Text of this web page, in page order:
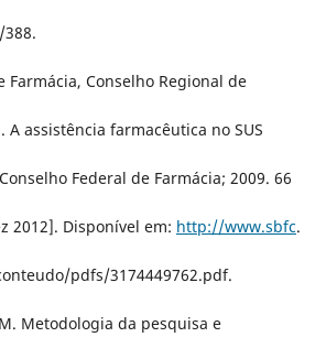
Farmácia, Conselho Regional de
A assistência farmacêutica no SUS
Federal de Farmácia; 2009. 66
2012]. Disponível em: http://www.sbfc.
pdfs/3174449762.pdf.
Metodologia da pesquisa e